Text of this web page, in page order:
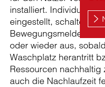
installiert. Individuell
eingestellt, schaltet der
Bewegungsmelder das
oder wieder aus,
Waschplatz herantritt
Ressourcen
auch die Nachlaufzeit